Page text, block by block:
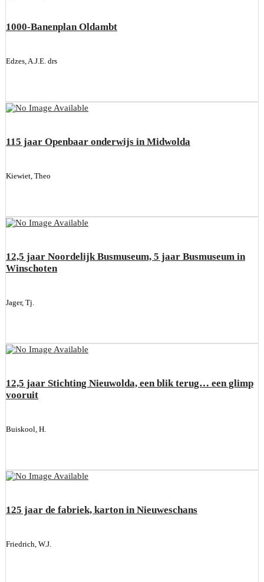
1000-Banenplan Oldambt
Edzes, A.J.E. drs
115 jaar Openbaar onderwijs in Midwolda
Kiewiet, Theo
12,5 jaar Noordelijk Busmuseum, 5 jaar Busmuseum in
Winschoten
Jager, Tj.
12,5 jaar Stichting Nieuwolda, een blik terug… een glimp
vooruit
Buiskool, H.
125 jaar de fabriek, karton in Nieuweschans
Friedrich, W.J.